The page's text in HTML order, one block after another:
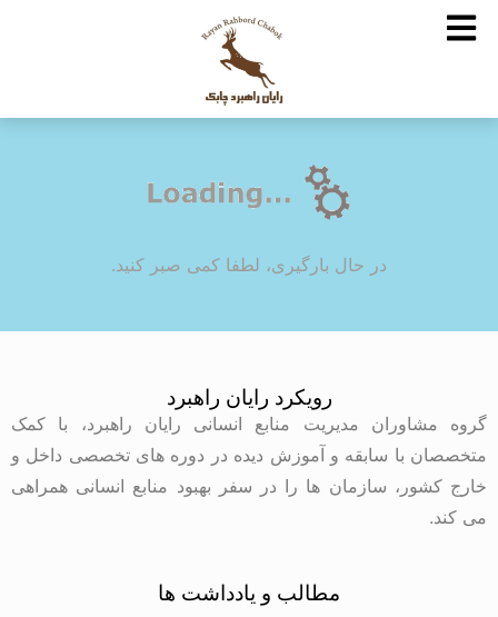
در حال بارگیری، لطفا کمی صبر کنید.
رویکرد رایان راهبرد
گروه مشاوران مدیریت منابع انسانی رایان راهبرد، با کمک
متخصصان با سابقه و آموزش دیده در دوره های تخصصی داخل و
خارج کشور، سازمان ها را در سفر بهبود منابع انسانی همراهی
می کند.
مطالب و یادداشت ها